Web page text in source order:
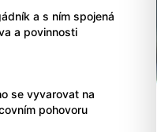
a s ním spojená
a povinnosti
se vyvarovat na
pohovoru